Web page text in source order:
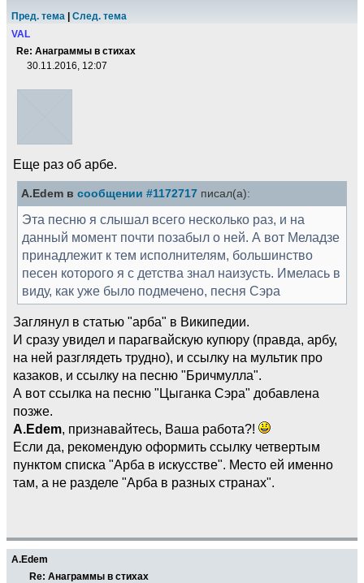
Пред. тема
След. тема
VAL
Re: Анаграммы в стихах
30.11.2016, 12:07
Еще раз об арбе.
A.Edem в сообщении #1172717 писал(а):
Эта песню я слышал всего несколько раз, и на
данный момент почти позабыл о ней. А вот Меладзе
принадлежит к тем исполнителям, большинство
песен которого я с детства знал наизусть. Имелась в
виду, как уже было подмечено, песня Сэра
Заглянул в статью "арба" в Википедии.
И сразу увидел и парагвайскую купюру (правда, арбу,
на ней разглядеть трудно), и ссылку на мультик про
казаков, и ссылку на песню "Бричмулла".
А вот ссылка на песню "Цыганка Сэра" добавлена
позже.
A.Edem, признавайтесь, Ваша работа?!
Если да, рекомендую оформить ссылку четвертым
пунктом списка "Арба в искусстве". Место ей именно
там, а не разделе "Арба в разных странах".
A.Edem
Re: Анаграммы в стихах